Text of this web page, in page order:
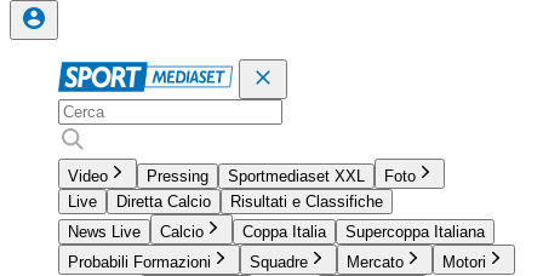
Video Pressing Sportmediaset XXL
Foto
Live
Diretta Calcio
Risultati e Classifiche
News Live
Calcio Coppa Italia
Supercoppa Italiana
Probabili Formazioni
Squadre Mercato
Motori